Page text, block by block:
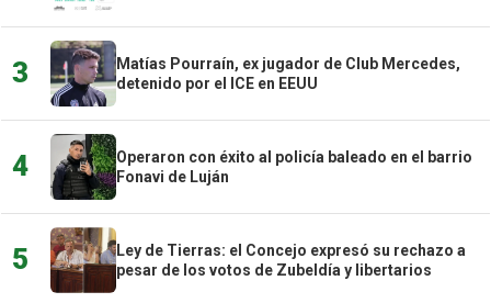
3
Matías Pourraín, ex jugador de Club Mercedes,
detenido por el ICE en EEUU
4
Operaron con éxito al policía baleado en el barrio
Fonavi de Luján
5
Ley de Tierras: el Concejo expresó su rechazo a
pesar de los votos de Zubeldía y libertarios